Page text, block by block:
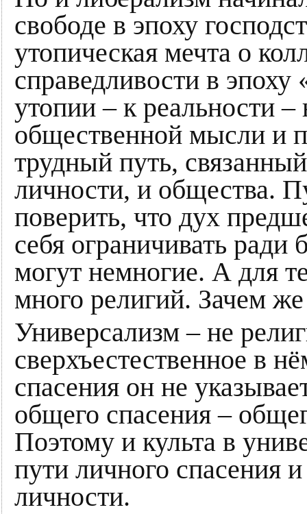
свободе в эпоху
утопическая мечта о
справедливости в эпоху
утопии – к реальности
общественной мысли и
трудный путь,
личности, и общества.
поверить, что дух
себя ограничивать
могут немногие. А для
много религий. Зачем
Универсализм – не
сверхъестественное в
спасения он не
общего спасения –
Поэтому и культа в
пути личного спасения
личности.